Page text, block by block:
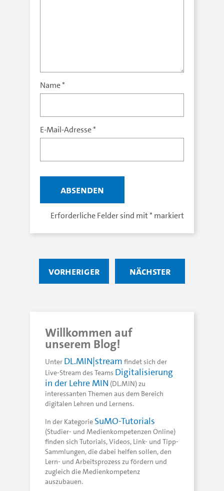
Erforderliche Felder sind mit* markiert
Name*
E-Mail-Adresse*
vorheriger nächster
Willkommen auf
unserem Blog!
Unter DL.MIN|stream findet sich der
Live-Stream des Teams Digitalisierung
in der Lehre MIN (DL.MIN) zu
interessanten Themen aus dem Bereich
digitalen Lehren und Lernens.
In der Kategorie SuMO-Tutorials
(Studier- und Medienkompetenzen Online)
finden sich Tutorials, Videos, Link- und Tipp-
Sammlungen, die dabei helfen sollen, den
Lern- und Arbeitsprozess zu fördern und
zugleich die Medienkompetenz
auszubauen.